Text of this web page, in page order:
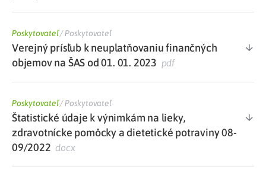
Poskytovateľ/Poskytovateľ
Verejný prísľub k neuplatňovaniu finančných
objemov na ŠAS od 01. 01. 2023 pdf
Poskytovateľ/Poskytovateľ
Štatistické údaje k výnimkám na lieky,
zdravotnícke pomôcky a dietetické potraviny 08-
09/2022 docx